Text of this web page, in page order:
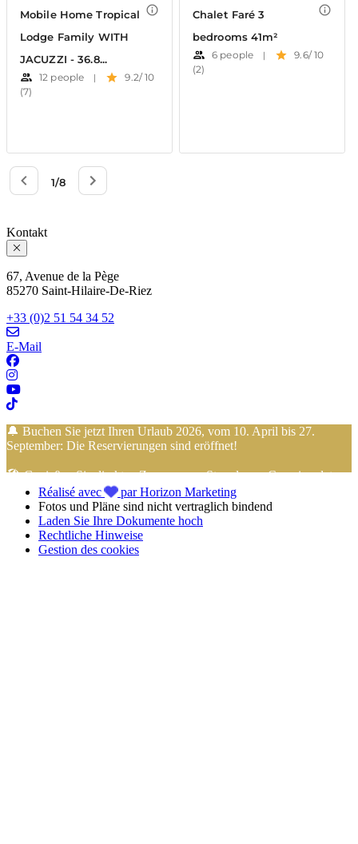
Kontakt
67, Avenue de la Pège
85270 Saint-Hilaire-De-Riez
+33 (0)2 51 54 34 52
E-Mail
🔔 Buchen Sie jetzt Ihren Urlaub 2026, vom 10. April bis 27.
September: Die Reservierungen sind eröffnet!
🏖️ Genießen Sie direkten Zugang zum Strand vom Campingplatz…
der Urlaub mit den Füßen im Sand beginnt hier!
📢 Profitieren Sie von der4-Raten-Zahlung ohne Gebühren
FLOA Bank, um IhrenUrlaub in der Vendée
Mahanaganz entspannt zu buchen!
Réalisé avec
par Horizon Marketing
Fotos und Pläne sind nicht vertraglich bindend
Laden Sie Ihre Dokumente hoch
Rechtliche Hinweise
Gestion des cookies